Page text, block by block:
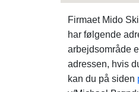
Firmaet Mido
har følgende
arbejdsområde
adressen, hvis
kan du på siden